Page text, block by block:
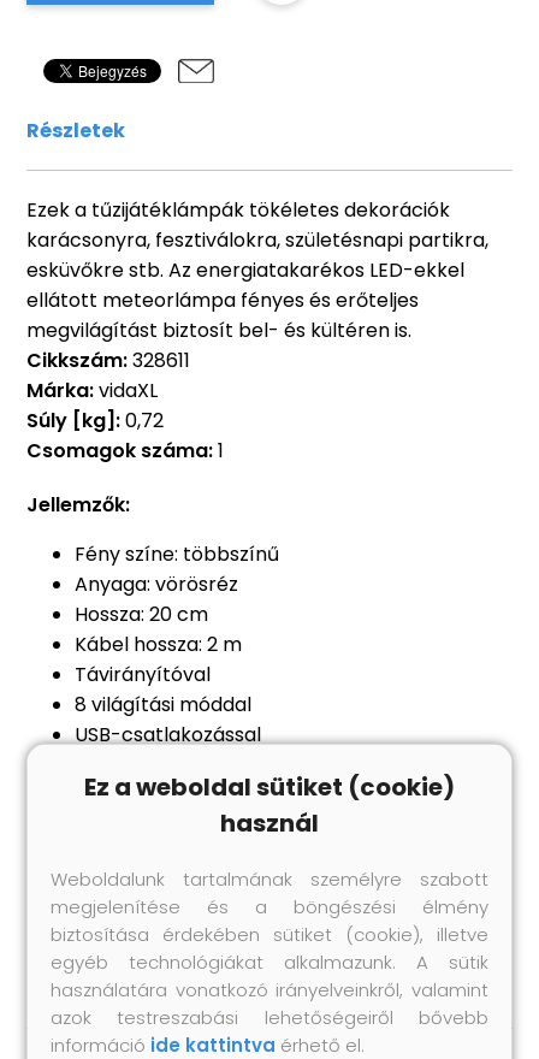
Részletek
Ezek a tűzijátéklámpák tökéletes dekorációk
karácsonyra, fesztiválokra, születésnapi partikra,
esküvőkre stb. Az energiatakarékos LED-ekkel
ellátott meteorlámpa fényes és erőteljes
megvilágítást biztosít bel- és kültéren is.
Cikkszám:328611
Márka:vidaXL
Súly [kg]:0,72
Csomagok száma:1
Jellemzők:
Fény színe: többszínű
Anyaga: vörösréz
Hossza: 20 cm
Kábel hossza: 2 m
Távirányítóval
8 világítási móddal
USB-csatlakozással
Minden lámpán 35 füzérrel és 140
energiatakarékos LED-del
tartalmaz a csomag
A szállítás tartalma:
10 db tűzijátéklámpa
Ez a weboldal sütiket (cookie)
használ
Weboldalunk tartalmának személyre szabott
megjelenítése és a böngészési élmény
biztosítása érdekében sütiket (cookie), illetve
egyéb technológiákat alkalmazunk. A sütik
használatára vonatkozó irányelveinkről, valamint
azok testreszabási lehetőségeiről bővebb
információ ide kattintva érhető el.